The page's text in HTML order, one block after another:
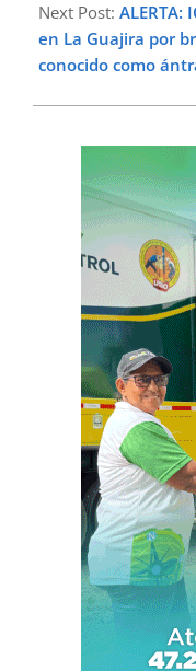
Next Post: ALERTA:
en La Guajira por
conocido como